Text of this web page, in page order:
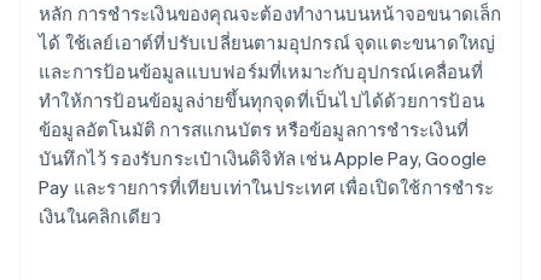
หลัก การชําระเงินของคุณจะต้องทํางานบนหน้าจอขนาดเล็ก
ได้ ใช้เลย์เอาต์ที่ปรับเปลี่ยนตามอุปกรณ์ จุดแตะขนาดใหญ่
และการป้อนข้อมูลแบบฟอร์มที่เหมาะกับอุปกรณ์เคลื่อนที่
ทําให้การป้อนข้อมูลง่ายขึ้นทุกจุดที่เป็นไปได้ด้วยการป้อน
ข้อมูลอัตโนมัติ การสแกนบัตร หรือข้อมูลการชําระเงินที่
บันทึกไว้ รองรับกระเป๋าเงินดิจิทัล เช่น Apple Pay, Google
Pay และรายการที่เทียบเท่าในประเทศ เพื่อเปิดใช้การชําระ
เงินในคลิกเดียว